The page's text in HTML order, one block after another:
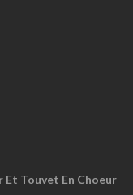
Et Touvet En Choeur